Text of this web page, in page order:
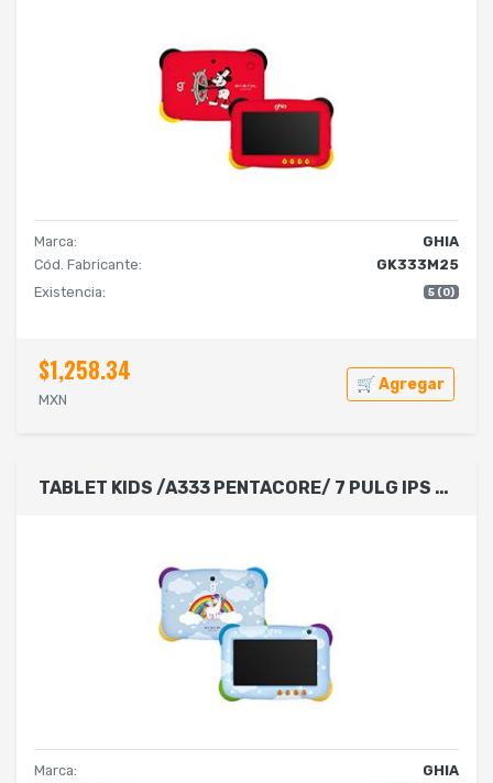
Marca:
GHIA
Cód. Fabricante:
GK333M25
Existencia:
5 (0)
$1,258.34
MXN
🛒 Agregar
TABLET KIDS /A333 PENTACORE/ 7 PULG IPS /4GB RAM/64GB /USB C/2CAM/WIFI/BLUETOOTH/2500MAH/ANDROID 15 /UNICORNIO
Marca:
GHIA